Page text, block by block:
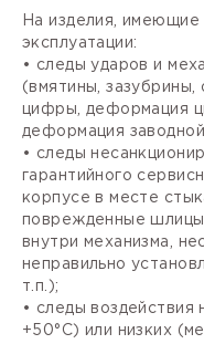
На изделия, имеющие
эксплуатации:
• следы ударов и
(вмятины, зазубрины,
цифры, деформация
деформация
• следы
гарантийного
корпусе в месте
поврежденные шлицы
внутри механизма,
неправильно
т.п.);
• следы воздействия
+50°С) или низких